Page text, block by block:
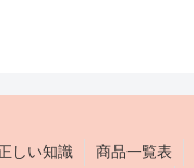
しい知識 商品一覧表